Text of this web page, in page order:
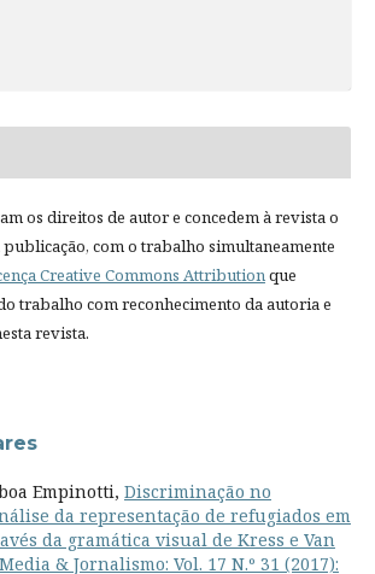
os direitos de autor e concedem à revista o
com o trabalho simultaneamente
Creative Commons Attributionque
trabalho com reconhecimento da autoria e
revista.
Empinotti, Discriminação no
da representação de refugiados em
da gramática visual de Kress e Van
Media & Jornalismo: Vol. 17 N.º 31 (2017):